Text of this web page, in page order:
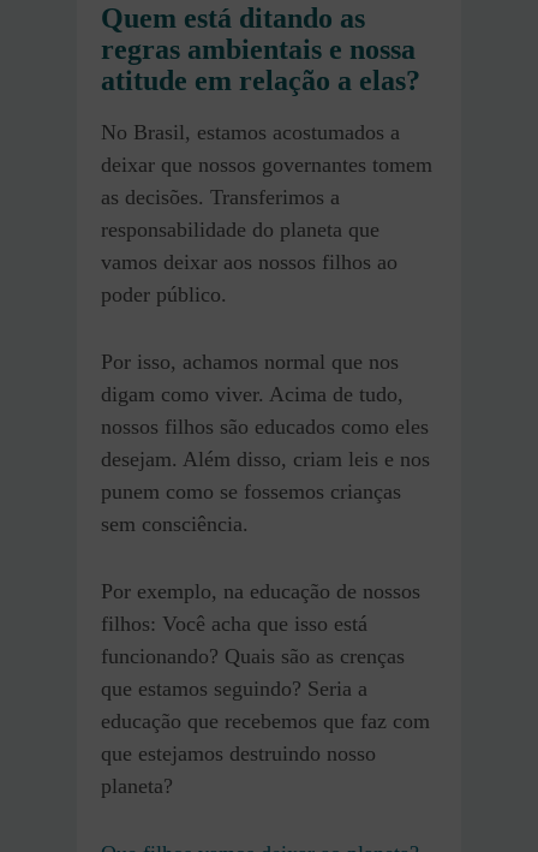
Quem está ditando as
regras ambientais e nossa
atitude em relação a elas?
No Brasil, estamos acostumados a
deixar que nossos governantes tomem
as decisões. Transferimos a
responsabilidade do planeta que
vamos deixar aos nossos filhos ao
poder público.
Por isso, achamos normal que nos
digam como viver. Acima de tudo,
nossos filhos são educados como eles
desejam. Além disso, criam leis e nos
punem como se fossemos crianças
sem consciência.
Por exemplo, na educação de nossos
filhos: Você acha que isso está
funcionando? Quais são as crenças
que estamos seguindo? Seria a
educação que recebemos que faz com
que estejamos destruindo nosso
planeta?